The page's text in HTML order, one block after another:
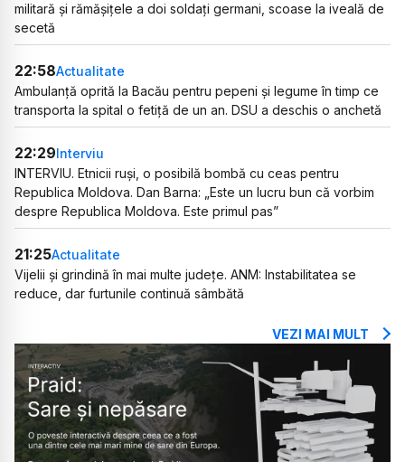
militară și rămășițele a doi soldați germani, scoase la iveală de
secetă
22:58Actualitate
Ambulanță oprită la Bacău pentru pepeni și legume în timp ce
transporta la spital o fetiță de un an. DSU a deschis o anchetă
22:29Interviu
INTERVIU. Etnicii ruși, o posibilă bombă cu ceas pentru
Republica Moldova. Dan Barna: „Este un lucru bun că vorbim
despre Republica Moldova. Este primul pas”
21:25Actualitate
Vijelii și grindină în mai multe județe. ANM: Instabilitatea se
reduce, dar furtunile continuă sâmbătă
VEZI MAI MULT